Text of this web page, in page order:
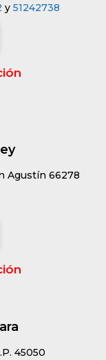
y 51242738
Agustín 66278
45050